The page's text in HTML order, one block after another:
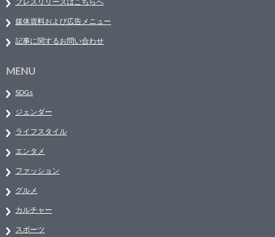
媒体資料および広告メニュー
記事に関するお問い合わせ
MENU
SDGs
ジェンダー
ライフスタイル
エンタメ
ファッション
グルメ
カルチャー
スポーツ